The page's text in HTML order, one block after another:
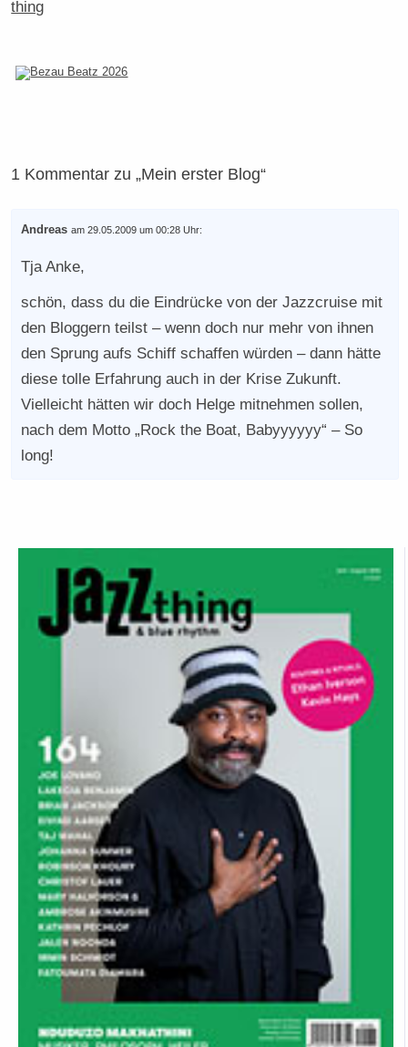
thing
1 Kommentar zu „Mein erster Blog“
Andreas am 29.05.2009 um 00:28 Uhr:
Tja Anke,
schön, dass du die Eindrücke von der Jazzcruise mit
den Bloggern teilst – wenn doch nur mehr von ihnen
den Sprung aufs Schiff schaffen würden – dann hätte
diese tolle Erfahrung auch in der Krise Zukunft.
Vielleicht hätten wir doch Helge mitnehmen sollen,
nach dem Motto „Rock the Boat, Babyyyyyy“ – So
long!